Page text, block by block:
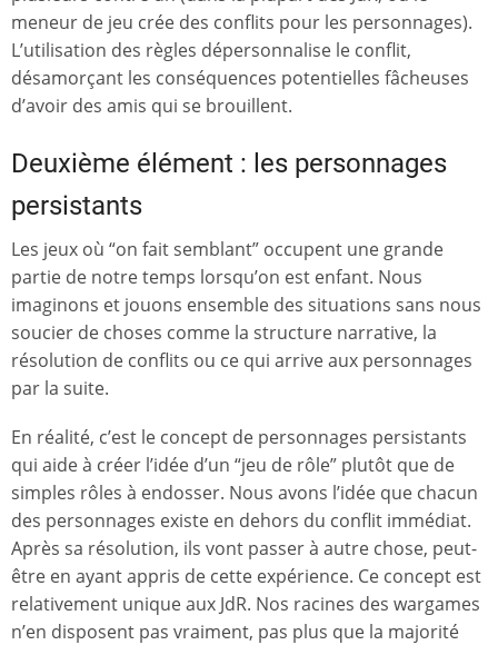
meneur de jeu crée des conflits pour les personnages).
L’utilisation des règles dépersonnalise le conflit,
désamorçant les conséquences potentielles fâcheuses
d’avoir des amis qui se brouillent.
Deuxième élément : les personnages
persistants
Les jeux où “on fait semblant” occupent une grande
partie de notre temps lorsqu’on est enfant. Nous
imaginons et jouons ensemble des situations sans nous
soucier de choses comme la structure narrative, la
résolution de conflits ou ce qui arrive aux personnages
par la suite.
En réalité, c’est le concept de personnages persistants
qui aide à créer l’idée d’un “jeu de rôle” plutôt que de
simples rôles à endosser. Nous avons l’idée que chacun
des personnages existe en dehors du conflit immédiat.
Après sa résolution, ils vont passer à autre chose, peut-
être en ayant appris de cette expérience. Ce concept est
relativement unique aux JdR. Nos racines des wargames
n’en disposent pas vraiment, pas plus que la majorité